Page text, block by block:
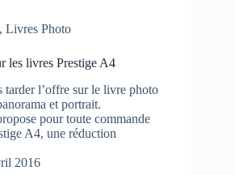
, Livres Photo
les livres Prestige A4
tarder l’offre sur le livre photo
et portrait.
pour toute commande
A4, une réduction
2016